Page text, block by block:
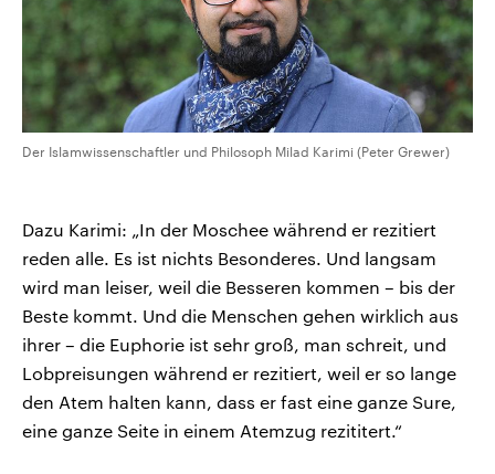
Der Islamwissenschaftler und Philosoph Milad Karimi (Peter Grewer)
Dazu Karimi: „In der Moschee während er rezitiert
reden alle. Es ist nichts Besonderes. Und langsam
wird man leiser, weil die Besseren kommen – bis der
Beste kommt. Und die Menschen gehen wirklich aus
ihrer – die Euphorie ist sehr groß, man schreit, und
Lobpreisungen während er rezitiert, weil er so lange
den Atem halten kann, dass er fast eine ganze Sure,
eine ganze Seite in einem Atemzug rezititert.“